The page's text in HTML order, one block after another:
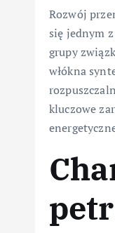
Rozwój
się jednym
grupy
włókna
kluczowe